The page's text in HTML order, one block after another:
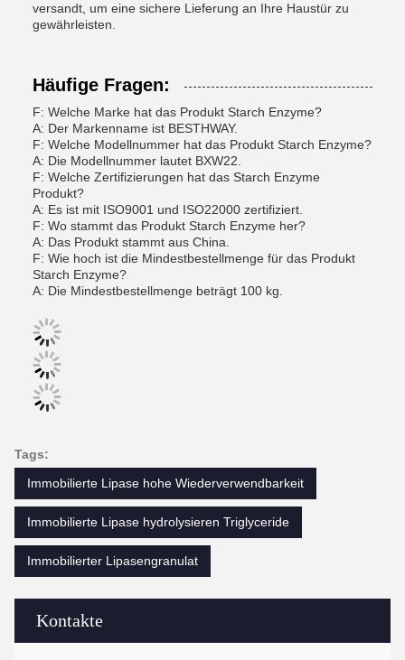
Kontakte
versandt, um eine sichere Lieferung an Ihre Haustür zu
gewährleisten.
Häufige Fragen:
F: Welche Marke hat das Produkt Starch Enzyme?
A: Der Markenname ist BESTHWAY.
F: Welche Modellnummer hat das Produkt Starch Enzyme?
A: Die Modellnummer lautet BXW22.
F: Welche Zertifizierungen hat das Starch Enzyme
Produkt?
A: Es ist mit ISO9001 und ISO22000 zertifiziert.
F: Wo stammt das Produkt Starch Enzyme her?
A: Das Produkt stammt aus China.
F: Wie hoch ist die Mindestbestellmenge für das Produkt
Starch Enzyme?
A: Die Mindestbestellmenge beträgt 100 kg.
Tags:
Immobilierte Lipase hohe Wiederverwendbarkeit
Immobilierte Lipase hydrolysieren Triglyceride
Immobilierter Lipasengranulat